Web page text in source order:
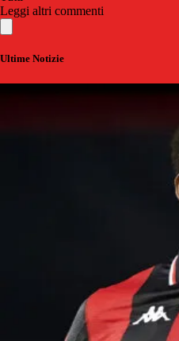
Leggi altri commenti
Ultime Notizie